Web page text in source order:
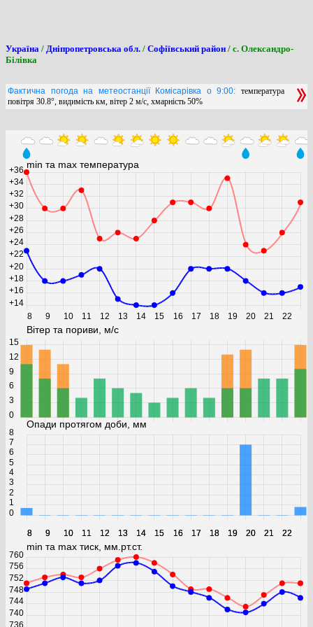
Україна / Дніпропетровська обл. / Софіївський район / с. Олександро-
Білівка
Фактична погода на метеостанції Комісарівка о 9:00: температура
повітря 30.8°, видимість км, вітер 2 м/с, хмарність 50%
min та max температура
8 9 10 11 12 13 14 15 16 17 18 19 20 21 22
+14
+16
+18
+20
+22
+24
+26
+28
+30
+32
+34
+36
Вітер та пориви, м/с
8 9 10 11 12 13 14 15 16 17 18 19 20 21 22
0
3
6
9
12
15
Опади протягом доби, мм
8 9 10 11 12 13 14 15 16 17 18 19 20 21 22
0
1
2
3
4
5
6
7
8
min та max тиск, мм.рт.ст.
736
740
744
748
752
756
760